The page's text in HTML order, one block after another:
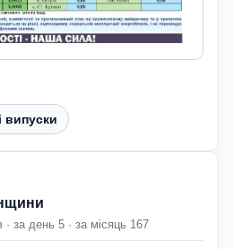
випуски
· за день 5 · за місяць 167